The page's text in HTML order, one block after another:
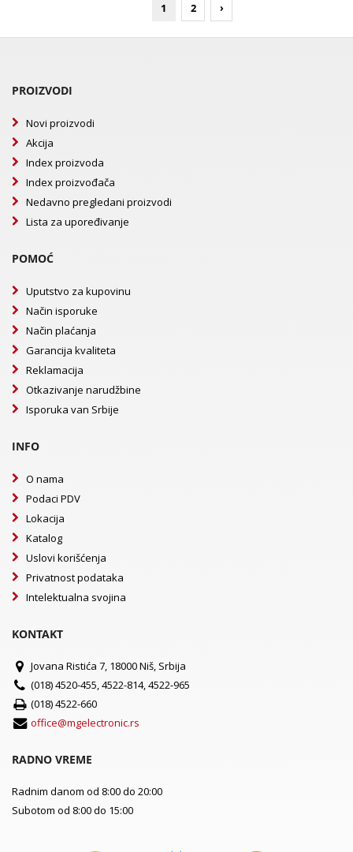
1 2 ›
PROIZVODI
Novi proizvodi
Akcija
Index proizvoda
Index proizvođača
Nedavno pregledani proizvodi
Lista za upoređivanje
POMOĆ
Uputstvo za kupovinu
Način isporuke
Način plaćanja
Garancija kvaliteta
Reklamacija
Otkazivanje narudžbine
Isporuka van Srbije
INFO
O nama
Podaci PDV
Lokacija
Katalog
Uslovi korišćenja
Privatnost podataka
Intelektualna svojina
KONTAKT
Jovana Ristića 7, 18000 Niš, Srbija
(018) 4520-455, 4522-814, 4522-965
(018) 4522-660
office@mgelectronic.rs
RADNO VREME
Radnim danom od 8:00 do 20:00
Subotom od 8:00 do 15:00